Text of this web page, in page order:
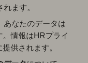
ます。
あなたのデータは
情報はHRプライ
供されます。